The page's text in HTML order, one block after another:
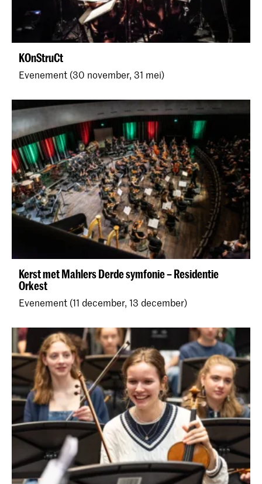
KOnStruCt
Evenement (30 november, 31 mei)
Kerst met Mahlers Derde symfonie – Residentie
Orkest
Evenement (11 december, 13 december)